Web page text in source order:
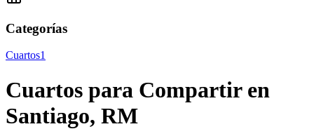
Categorías
Cuartos1
Cuartos para Compartir en
Santiago, RM